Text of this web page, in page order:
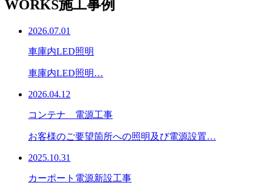
WORKS施工事例
2026.07.01
車庫内LED照明
車庫内LED照明…
2026.04.12
コンテナ 電源工事
お客様のご要望箇所への照明及び電源設置…
2025.10.31
カーポート電源新設工事